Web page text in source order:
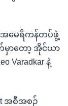
မေရိကန်တပ်ဖွဲ့
မှာတော့ အိုင်ယာ
Varadkar နဲ့
အစီအစဉ်